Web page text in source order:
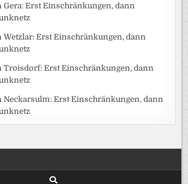
Gera: Erst Einschränkungen, dann
Wetzlar: Erst Einschränkungen, dann
Troisdorf: Erst Einschränkungen, dann
Neckarsulm: Erst Einschränkungen, dann